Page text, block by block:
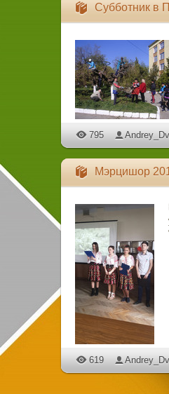
Субботник в
795
Мэрцишор
619